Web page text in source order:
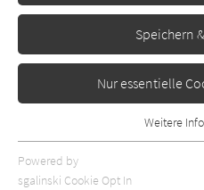
Speichern
Nur essentielle
Essentielle Cookies werden für
Webseite benötigt. Dadurch ist
Weitere
Powered by
sgalinski Cookie Opt In